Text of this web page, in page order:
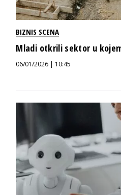
BIZNIS SCENA
Mladi otkrili sektor u
06/01/2026 | 10:45